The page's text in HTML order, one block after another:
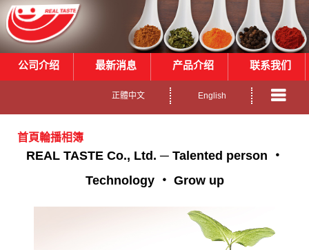
公司介绍 最新消息 产品介绍 联系我们
正體中文 English
首頁輪播相簿
REAL TASTE Co., Ltd. ─ Talented person ‧
Technology ‧ Grow up